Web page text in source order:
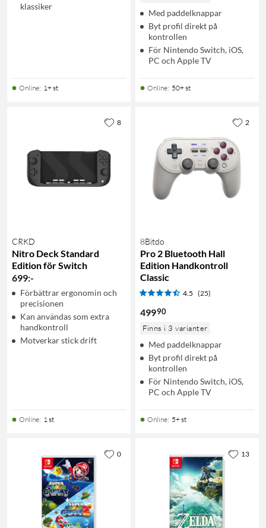
klassiker
Online: 1+ st
Med paddelknappar
Byt profil direkt på
kontrollen
För Nintendo Switch, iOS,
PC och Apple TV
Online: 50+ st
CRKD
Nitro Deck Standard
Edition för Switch
699:-
Förbättrar ergonomin och
precisionen
Kan användas som extra
handkontroll
Motverkar stick drift
Online: 1 st
8
8Bitdo
Pro 2 Bluetooth Hall
Edition Handkontroll
Classic
4.5 (25)
49990
Finns i 3 varianter
Med paddelknappar
Byt profil direkt på
kontrollen
För Nintendo Switch, iOS,
PC och Apple TV
Online: 5+ st
2
0 13